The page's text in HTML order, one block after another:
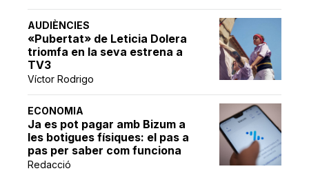
AUDIÈNCIES
«Pubertat» de Leticia Dolera
triomfa en la seva estrena a
TV3
Víctor Rodrigo
ECONOMIA
Ja es pot pagar amb Bizum a
les botigues físiques: el pas a
pas per saber com funciona
Redacció